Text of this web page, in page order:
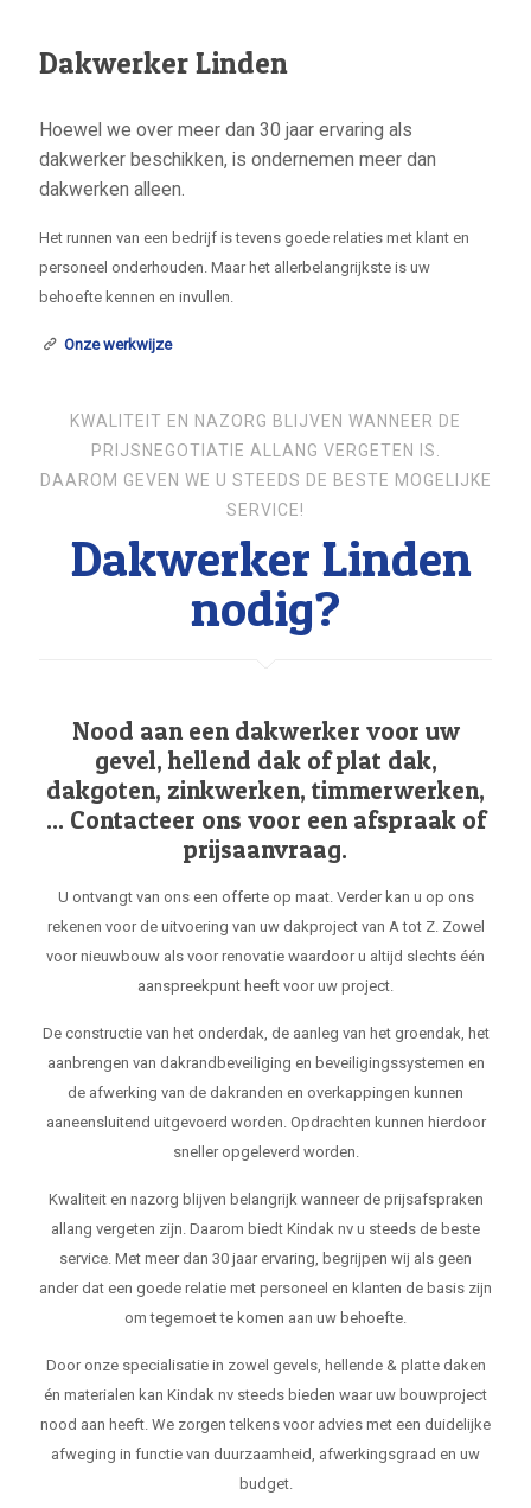
Dakwerker Linden
Hoewel we over meer dan 30 jaar ervaring als
dakwerker beschikken, is ondernemen meer dan
dakwerken alleen.
Het runnen van een bedrijf is tevens goede relaties met klant en
personeel onderhouden. Maar het allerbelangrijkste is uw
behoefte kennen en invullen.
Onze werkwijze
KWALITEIT EN NAZORG BLIJVEN WANNEER DE
PRIJSNEGOTIATIE ALLANG VERGETEN IS.
DAAROM GEVEN WE U STEEDS DE BESTE MOGELIJKE
SERVICE!
Dakwerker Linden
nodig?
Nood aan een dakwerker voor uw
gevel, hellend dak of plat dak,
dakgoten, zinkwerken, timmerwerken,
... Contacteer ons voor een afspraak of
prijsaanvraag.
U ontvangt van ons een offerte op maat. Verder kan u op ons
rekenen voor de uitvoering van uw dakproject van A tot Z. Zowel
voor nieuwbouw als voor renovatie waardoor u altijd slechts één
aanspreekpunt heeft voor uw project.
De constructie van het onderdak, de aanleg van het groendak, het
aanbrengen van dakrandbeveiliging en beveiligingssystemen en
de afwerking van de dakranden en overkappingen kunnen
aaneensluitend uitgevoerd worden. Opdrachten kunnen hierdoor
sneller opgeleverd worden.
Kwaliteit en nazorg blijven belangrijk wanneer de prijsafspraken
allang vergeten zijn. Daarom biedt Kindak nv u steeds de beste
service. Met meer dan 30 jaar ervaring, begrijpen wij als geen
ander dat een goede relatie met personeel en klanten de basis zijn
om tegemoet te komen aan uw behoefte.
Door onze specialisatie in zowel gevels, hellende & platte daken
én materialen kan Kindak nv steeds bieden waar uw bouwproject
nood aan heeft. We zorgen telkens voor advies met een duidelijke
afweging in functie van duurzaamheid, afwerkingsgraad en uw
budget.